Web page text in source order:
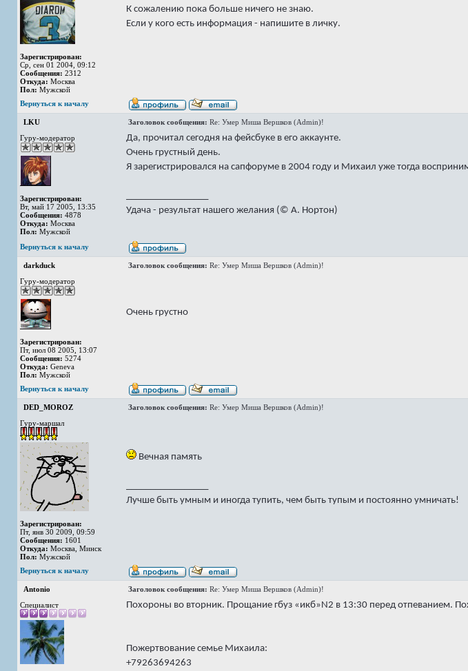
Зарегистрирован:
Ср, сен 01 2004, 09:12
Сообщения: 2312
Откуда: Москва
Пол: Мужской
К сожалению пока больше ничего не знаю.
Если у кого есть информация - напишите в личку.
Вернуться к началу
LKU Заголовок сообщения: Re: Умер Миша Вершков (Admin)!
Гуру-модератор
Зарегистрирован:
Вт, май 17 2005, 13:35
Сообщения: 4878
Откуда: Москва
Пол: Мужской
Да, прочитал сегодня на фейсбуке в его аккаунте.
Очень грустный день.
Я зарегистрировался на сапфоруме в 2004 году и Михаил уже тогда
Удача - результат нашего желания (© А. Нортон)
Вернуться к началу
darkduck Заголовок сообщения: Re: Умер Миша Вершков (Admin)!
Гуру-модератор
Зарегистрирован:
Пт, июл 08 2005, 13:07
Сообщения: 5274
Откуда: Geneva
Пол: Мужской
Очень грустно
Вернуться к началу
DED_MOROZ Заголовок сообщения: Re: Умер Миша Вершков (Admin)!
Гуру-маршал
Зарегистрирован:
Пт, янв 30 2009, 09:59
Сообщения: 1601
Откуда: Москва, Минск
Пол: Мужской
Вечная память
Лучше быть умным и иногда тупить, чем быть тупым и постоянно умничать!
Вернуться к началу
Antonio Заголовок сообщения: Re: Умер Миша Вершков (Admin)!
Специалист
Похороны во вторник. Прощание гбуз «икб»N2 в 13:30 перед отпеванием.
Пожертвование семье Михаила:
+79263694263